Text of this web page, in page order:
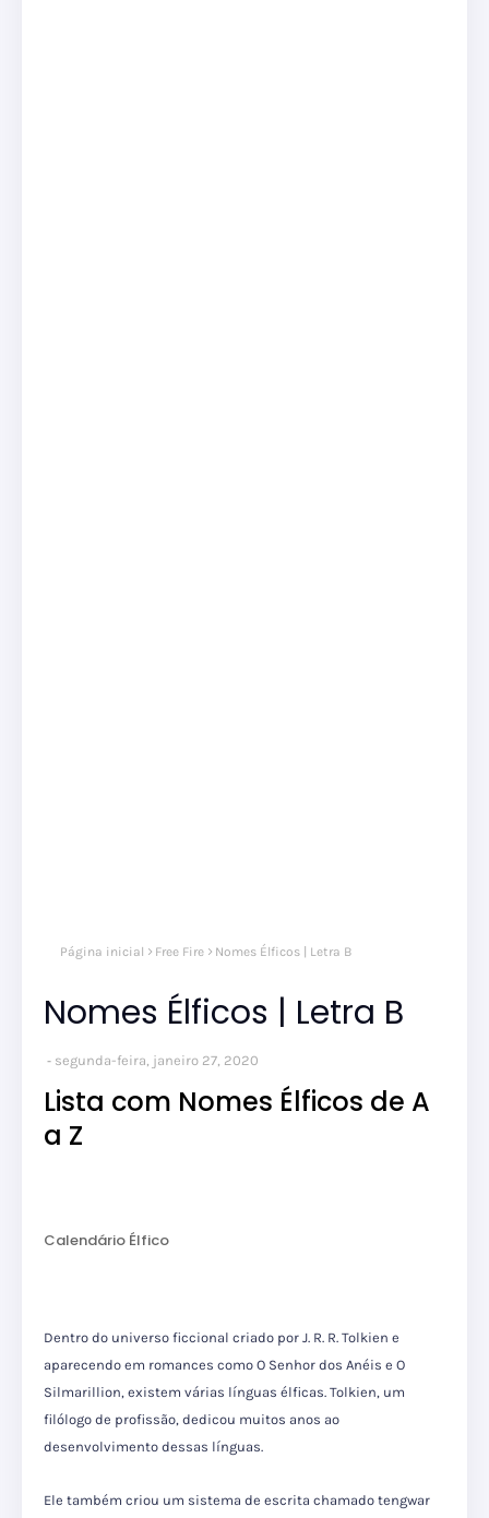
Página inicial Free Fire Nomes Élficos | Letra B
Nomes Élficos | Letra B
segunda-feira, janeiro 27, 2020
Lista com Nomes Élficos de A
a Z
Calendário Élfico
Dentro do universo ficcional criado por J. R. R. Tolkien e
aparecendo em romances como O Senhor dos Anéis e O
Silmarillion, existem várias línguas élficas. Tolkien, um
filólogo de profissão, dedicou muitos anos ao
desenvolvimento dessas línguas.
Ele também criou um sistema de escrita chamado tengwar